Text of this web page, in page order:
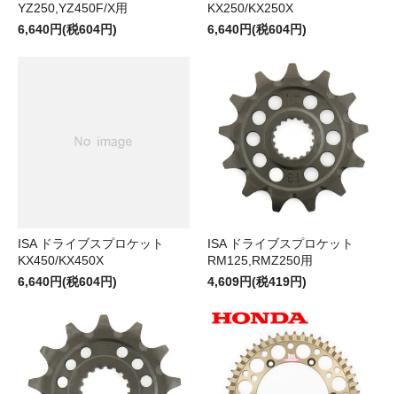
YZ250,YZ450F/X用
6,640円(税604円)
KX250/KX250X
6,640円(税604円)
ISA ドライブスプロケット
KX450/KX450X
6,640円(税604円)
ISA ドライブスプロケット
RM125,RMZ250用
4,609円(税419円)